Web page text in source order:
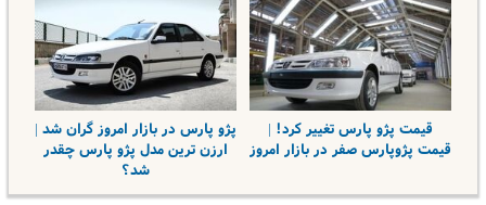
قیمت پژو پارس تغییر کرد! |
قیمت پژوپارس صفر در بازار امروز
پژو پارس در بازار امروز گران شد |
ارزن ترین مدل پژو پارس چقدر
شد؟